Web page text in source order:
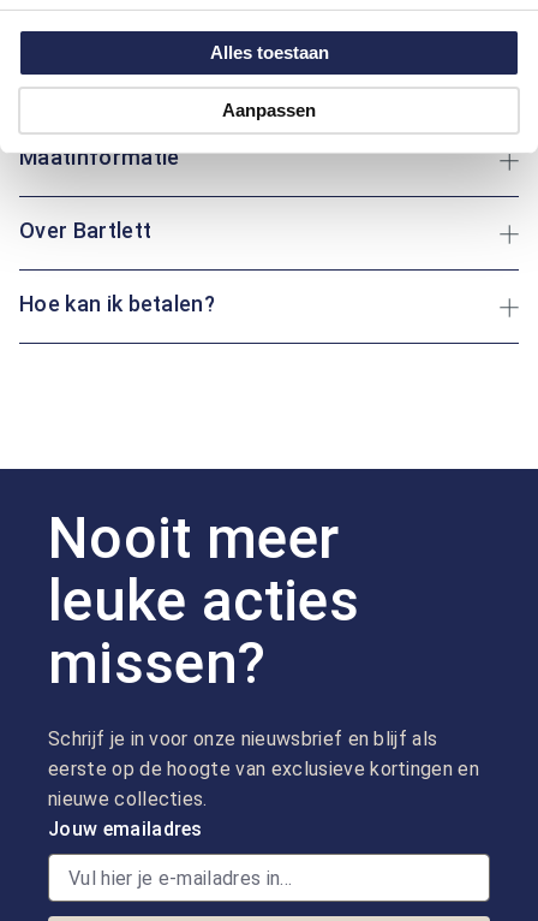
Alles toestaan
Aanpassen
overhemd een natuurlijke en levendige uitstraling. Dankzij de
klassieke boord oogt het overhemd verzorgd, terwijl het 100%
katoenen materiaal zorgt voor een prettig draagcomfort.
Ideaal voor een nette, maar ongedwongen look.
Maatinformatie
Over Bartlett
Hoe kan ik betalen?
Nooit meer
leuke acties
missen?
Schrijf je in voor onze nieuwsbrief en blijf als
eerste op de hoogte van exclusieve kortingen en
nieuwe collecties.
Jouw emailadres